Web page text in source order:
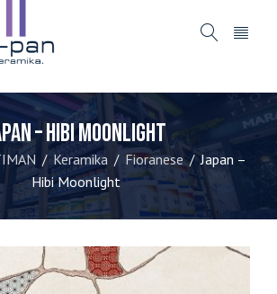
– Hibi Moonlight
/ Keramika / Fioranese / Japan –
Hibi Moonlight